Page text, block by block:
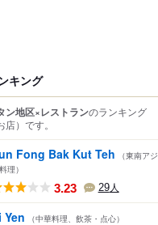
キング
ン地区×レストランのランキング
店） です。
Fong Bak Kut Teh
（東南アジ
理）
3.23 29人
Yen （中華料理、飲茶・点心）